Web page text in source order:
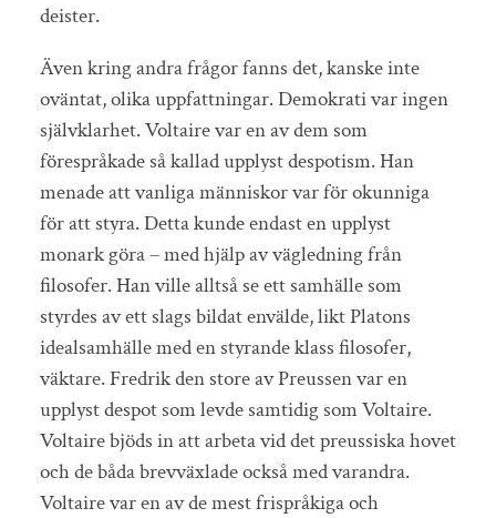
deister.
Även kring andra frågor fanns det, kanske inte
oväntat, olika uppfattningar. Demokrati var ingen
självklarhet. Voltaire var en av dem som
förespråkade så kallad upplyst despotism. Han
menade att vanliga människor var för okunniga
för att styra. Detta kunde endast en upplyst
monark göra – med hjälp av vägledning från
filosofer. Han ville alltså se ett samhälle som
styrdes av ett slags bildat envälde, likt Platons
idealsamhälle med en styrande klass filosofer,
väktare. Fredrik den store av Preussen var en
upplyst despot som levde samtidig som Voltaire.
Voltaire bjöds in att arbeta vid det preussiska hovet
och de båda brevväxlade också med varandra.
Voltaire var en av de mest frispråkiga och